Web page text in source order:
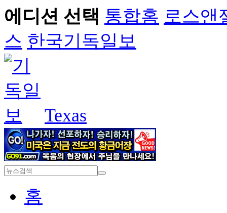
에디션 선택 통합홈 로스앤
스 한국기독일보
Texas
홈